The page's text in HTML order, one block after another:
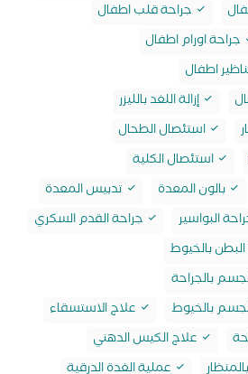
جراحة قلب اطفال
جراحة اورام اطفال
اطفال
إزالة اللغد بالليزر
استئصال الطحال
استئصال الكلية
بالون المعدة
تدبيس المعدة
البواسير
جراحة القدم السكري
بالخيوط
بالجراحة
بالخيوط
علاج الاستسقاء
علاج الكيس الدهني
عملية الغدة الدرقية